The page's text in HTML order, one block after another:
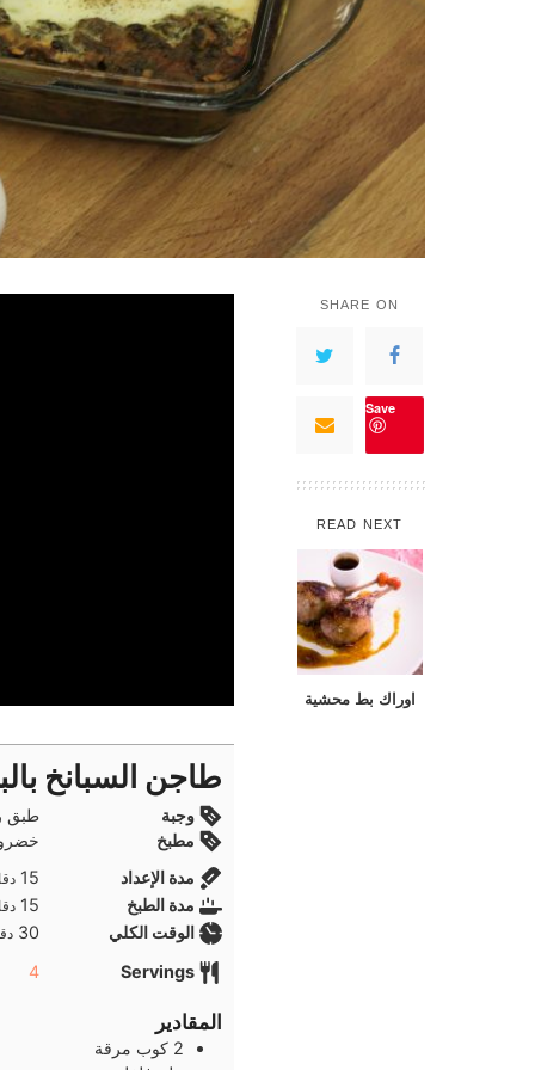
SHARE ON
Save
READ NEXT
اوراك بط محشية
طاجن السبانخ
وجبة
طبق
مطبخ
مدة الإعداد
15
مدة الطبخ 15
الوقت الكلي 30
Servings
4
المقادير
2 كوب مرقة